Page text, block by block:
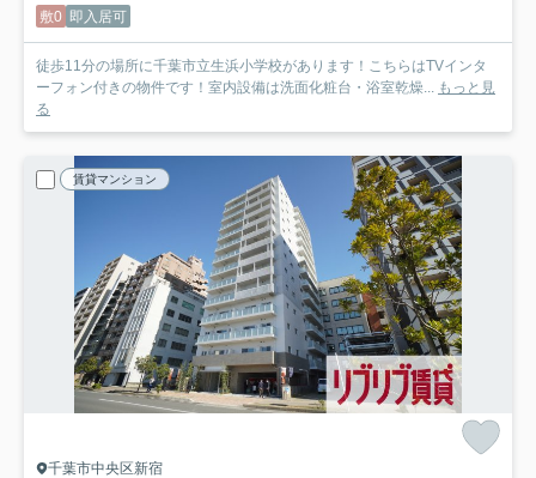
敷0 即入居可
徒歩11分の場所に千葉市立生浜小学校があります！こちらはTVインタ
ーフォン付きの物件です！室内設備は洗面化粧台・浴室乾燥...
もっと見
る
賃貸マンション
千葉市中央区新宿